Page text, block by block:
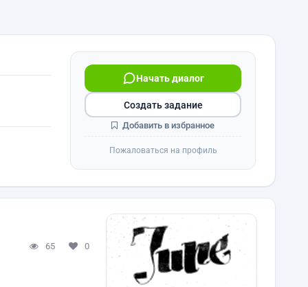
Начать диалог
Создать задание
Добавить в избранное
Пожаловаться на профиль
65 0